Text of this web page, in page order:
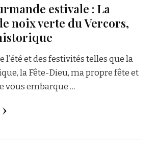
estivale : La
noix verte du Vercors,
l’été et des festivités telles que la
la Fête-Dieu, ma propre fête et
vous embarque …